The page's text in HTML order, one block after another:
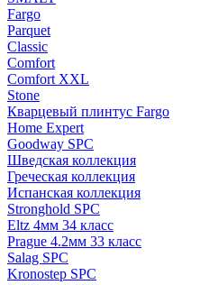
Fargo
Parquet
Classic
Comfort
Comfort XXL
Stone
Кварцевый плинтус Fargo
Home Expert
Goodway SPC
Шведская коллекция
Греческая коллекция
Испанская коллекция
Stronghold SPC
Eltz 4мм 34 класс
Prague 4.2мм 33 класс
Salag SPC
Kronostep SPC